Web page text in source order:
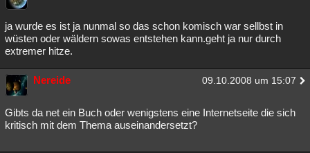
ja wurde es ist ja nunmal so das schon komisch war sellbst in
wüsten oder wäldern sowas entstehen kann.geht ja nur durch
extremer hitze.
Nereide 09.10.2008 um 15:07
Gibts da net ein Buch oder wenigstens eine Internetseite die sich
kritisch mit dem Thema auseinandersetzt?